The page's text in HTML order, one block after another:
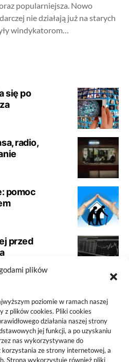
plików
poziomie w ramach naszej
plików cookies. Pliki cookies
działania naszej strony
jej funkcji, a po uzyskaniu
nas wykorzystywane do
ze strony internetowej, a
Strona wykorzystuje również pliki
popularniejsza. Nowo
nie działają już na starych
windykatorom…
się po
radio,
pomoc
przed
wyłącznie